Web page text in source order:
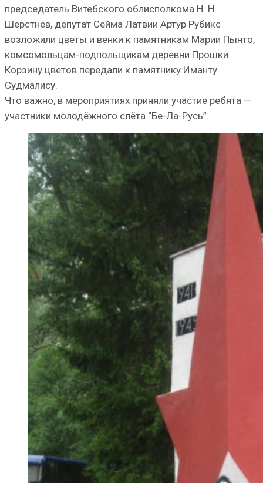
председатель Витебского облисполкома Н. Н.
Шерстнёв, депутат Сейма Латвии Артур Рубикс
возложили цветы и венки к памятникам Марии Пынто,
комсомольцам-подпольщикам деревни Прошки.
Корзину цветов передали к памятнику Иманту
Судмалису.
Что важно, в мероприятиях приняли участие ребята —
участники молодёжного слёта “Бе-Ла-Русь”.